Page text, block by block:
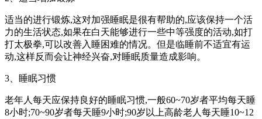
适当的进行锻炼,这对加强睡眠是很有帮助的,应该保持一个活
力的生活状态,如果在白天能够进行一些中等强度的活动,如打
打太极拳,可以改善入睡困难的情况。但是临睡前不适宜有运
动,这样反而会让神经兴奋,对睡眠质量造成影响。
3、睡眠习惯
老年人每天应保持良好的睡眠习惯,一般60~70岁者平均每天睡
8小时;70~90岁者每天睡9小时;90岁以上高龄老人每天睡10~12